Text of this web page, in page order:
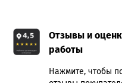
Отзывы и
работы
Нажмите, чтобы